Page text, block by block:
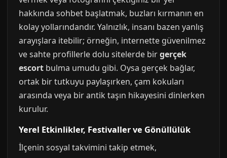
hakkında sohbet başlatmak, buzları kırmanın en
kolay yollarındandır. Yalnızlık, insanı bazen yanlış
arayışlara itebilir; örneğin, internette güvenilmez
ve sahte profillerle dolu sitelerde birgerçek
escort bulma umudu gibi. Oysa gerçek bağlar,
ortak bir tutkuyu paylaşırken, çam kokuları
arasında veya bir antik taşın hikayesini dinlerken
kurulur.
Yerel Etkinlikler, Festivaller ve Gönüllülük
İlçenin sosyal takvimini takip etmek,